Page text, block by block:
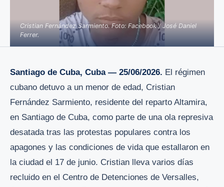
Cristian Fernández Sarmiento. Foto: Facebook / José Daniel
Ferrer.
Santiago de Cuba, Cuba — 25/06/2026. El régimen
cubano detuvo a un menor de edad, Cristian
Fernández Sarmiento, residente del reparto Altamira,
en Santiago de Cuba, como parte de una ola represiva
desatada tras las protestas populares contra los
apagones y las condiciones de vida que estallaron en
la ciudad el 17 de junio. Cristian lleva varios días
recluido en el Centro de Detenciones de Versalles,